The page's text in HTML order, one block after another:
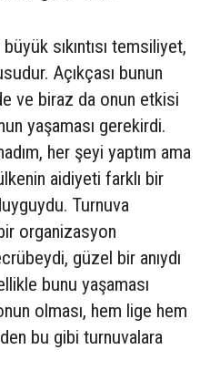
sıkıntısı temsiliyet,
Açıkçası bunun
ve biraz da onun etkisi
yaşaması gerekirdi.
her şeyi yaptım ama
aidiyeti farklı bir
Turnuva
organizasyon
güzel bir anıydı
bunu yaşaması
olması, hem lige hem
bu gibi turnuvalara